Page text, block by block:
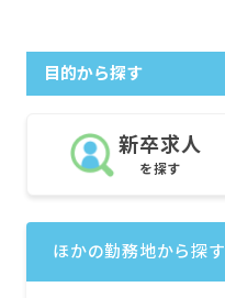
目的から探す
新卒求人
を探す
ほかの勤務地から探す